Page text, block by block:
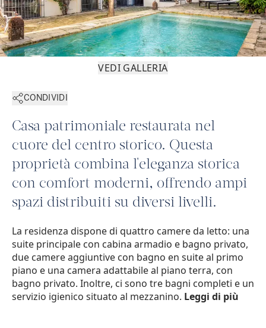
VEDI GALLERIA
CONDIVIDI
Casa patrimoniale restaurata nel
cuore del centro storico. Questa
proprietà combina l'eleganza storica
con comfort moderni, offrendo ampi
spazi distribuiti su diversi livelli.
La residenza dispone di quattro camere da letto: una
suite principale con cabina armadio e bagno privato,
due camere aggiuntive con bagno en suite al primo
piano e una camera adattabile al piano terra, con
bagno privato. Inoltre, ci sono tre bagni completi e un
servizio igienico situato al mezzanino. Leggi di più